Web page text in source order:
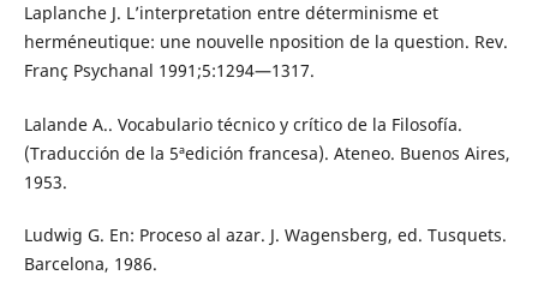
Laplanche J. L’interpretation entre déterminisme et
herméneutique: une nouvelle nposition de la question. Rev.
Franç Psychanal 1991;5:1294—1317.
Lalande A.. Vocabulario técnico y crítico de la Filosofía.
(Traducción de la 5ªedición francesa). Ateneo. Buenos Aires,
1953.
Ludwig G. En: Proceso al azar. J. Wagensberg, ed. Tusquets.
Barcelona, 1986.